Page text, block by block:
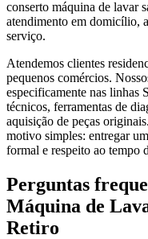
conserto máquina de lavar
atendimento em domicílio,
serviço.
Atendemos clientes
pequenos comércios.
especificamente nas linhas
técnicos, ferramentas de
aquisição de peças
motivo simples: entregar
formal e respeito ao tempo
Perguntas
Máquina de
Retiro